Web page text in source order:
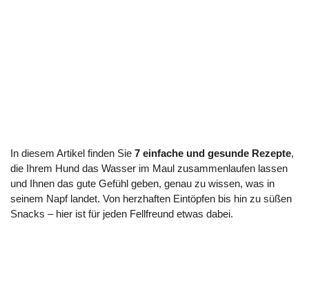
In diesem Artikel finden Sie 7 einfache und gesunde Rezepte,
die Ihrem Hund das Wasser im Maul zusammenlaufen lassen
und Ihnen das gute Gefühl geben, genau zu wissen, was in
seinem Napf landet. Von herzhaften Eintöpfen bis hin zu süßen
Snacks – hier ist für jeden Fellfreund etwas dabei.